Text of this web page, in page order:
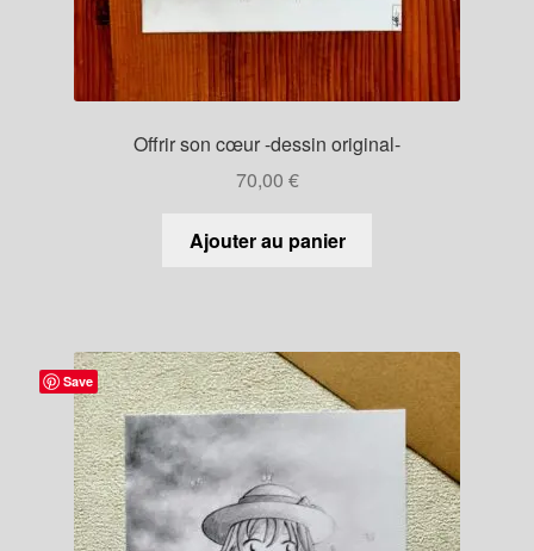
Offrir son cœur -dessin original-
70,00 €
Ajouter au panier
Save